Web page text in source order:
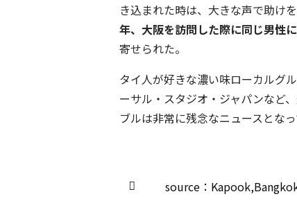
き込まれた時は、大きな声で助け
年、大阪を訪問した際に同じ男性
寄せられた。
タイ人が好きな濃い味ローカルグ
ーサル・スタジオ・ジャパンなど
ブルは非常に残念なニュースとなっ
source：